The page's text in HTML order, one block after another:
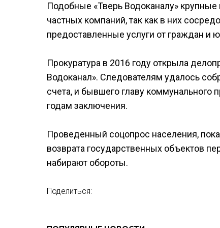
Подобные «Тверь Водоканалу»
частных компаний, так как в них
предоставленные услуги от граждан и
Прокуратура в 2016 году открыла
Водоканал». Следователям удалось
счета, и бывшего главу коммунального
годам заключения.
Проведенный соцопрос населения,
возврата государственных объектов
набирают обороты.
Поделиться: